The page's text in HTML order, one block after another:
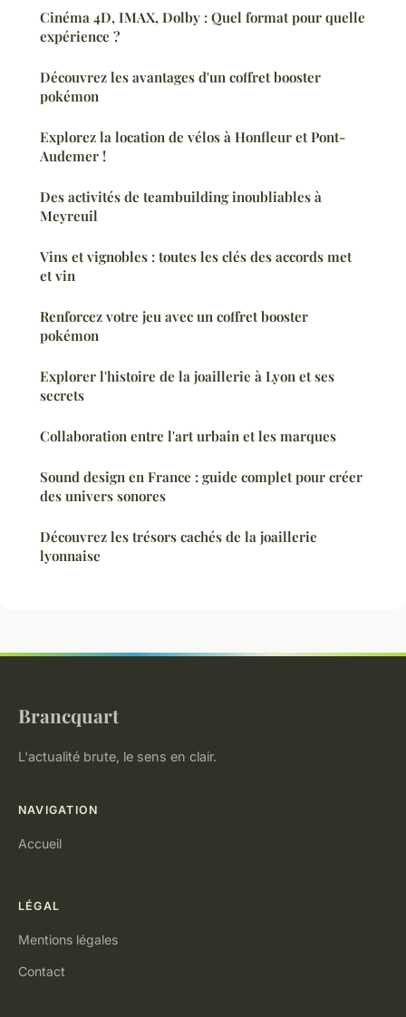
Cinéma 4D, IMAX, Dolby : Quel format pour quelle
expérience ?
Découvrez les avantages d'un coffret booster
pokémon
Explorez la location de vélos à Honfleur et Pont-
Audemer !
Des activités de teambuilding inoubliables à
Meyreuil
Vins et vignobles : toutes les clés des accords met
et vin
Renforcez votre jeu avec un coffret booster
pokémon
Explorer l'histoire de la joaillerie à Lyon et ses
secrets
Collaboration entre l'art urbain et les marques
Sound design en France : guide complet pour créer
des univers sonores
Découvrez les trésors cachés de la joaillerie
lyonnaise
Brancquart
L'actualité brute, le sens en clair.
NAVIGATION
Accueil
LÉGAL
Mentions légales
Contact